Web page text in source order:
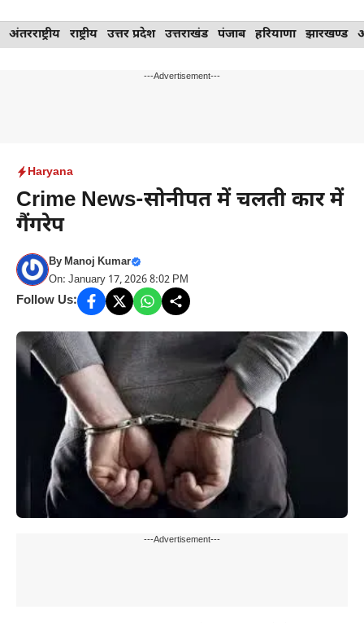
Skip
to
अंतरराष्ट्रीय राष्ट्रीय उत्तर प्रदेश उत्तराखंड पंजाब हरियाणा झारखण्ड
---Advertisement---
Haryana
Crime News-सोनीपत में चलती कार में
गैंगरेप
ByManoj Kumar
On: January 17, 2026 8:02 PM
Follow Us:
---Advertisement---